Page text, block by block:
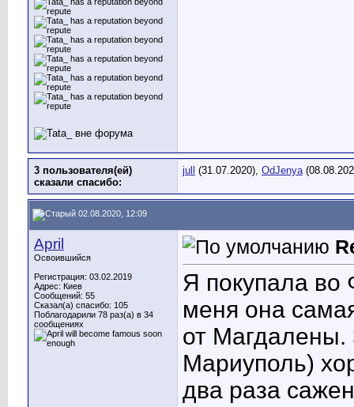
3 пользователя(ей)
сказали cпасибо:
jull (31.07.2020), OdJenya
02.08.2020, 12:09
April
Освоившийся
Регистрация: 03.02.2019
Адрес: Киев
Сообщений: 55
Сказал(а) спасибо: 105
Поблагодарили 78 раз(а) в 34
сообщениях
Я покупала
меня она
от Магдалены.
Мариуполь)
два раза